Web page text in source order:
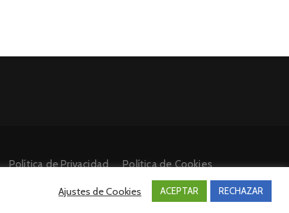
Política de Privacidad
Política de Cookies
Ajustes de Cookies ACEPTAR RECHAZAR